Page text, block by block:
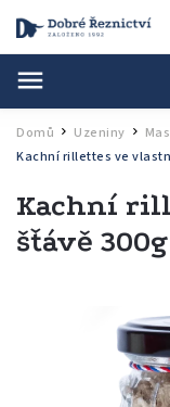
Domů / Uzeniny
Kachní rillettes ve
Kachní
šťávě 300g